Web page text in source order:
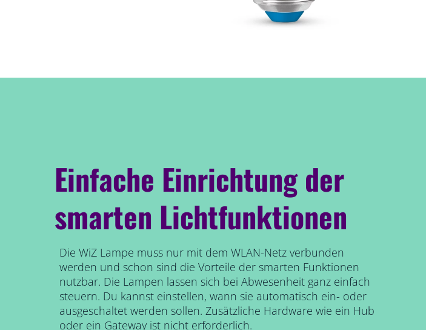
Einfache Einrichtung der
smarten Lichtfunktionen
Die WiZ Lampe muss nur mit dem WLAN-Netz verbunden
werden und schon sind die Vorteile der smarten Funktionen
nutzbar. Die Lampen lassen sich bei Abwesenheit ganz einfach
steuern. Du kannst einstellen, wann sie automatisch ein- oder
ausgeschaltet werden sollen. Zusätzliche Hardware wie ein Hub
oder ein Gateway ist nicht erforderlich.